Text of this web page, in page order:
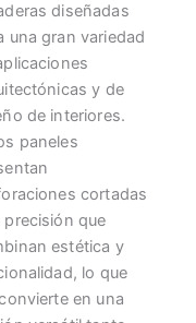
diseñadas
una gran variedad
y de
de interiores.
paneles
cortadas
precisión que
estética y
lo que
en una